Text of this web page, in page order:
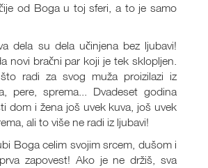
od Boga u toj sferi, a to je samo
dela su dela učinjena bez ljubavi!
novi bračni par koji je tek sklopljen.
radi za svog muža proizilazi iz
pere, sprema... Dvadeset godina
dom i žena još uvek kuva, još uvek
ali to više ne radi iz ljubavi!
Boga celim svojim srcem, dušom i
zapovest! Ako je ne držiš, sva